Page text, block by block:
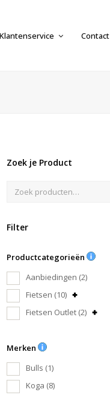
Klantenservice Contact
Zoek je Product
Filter
Productcategorieën
Aanbiedingen (2)
Fietsen (10)
Fietsen Outlet (2)
Merken
Bulls (1)
Koga (8)